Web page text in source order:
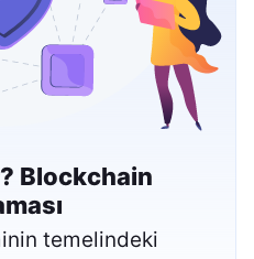
Blockchain
temelindeki